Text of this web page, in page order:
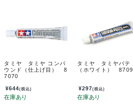
タミヤ タミヤ コンパ
ウンド（仕上げ目） 8
7070
¥644(税込)
タミヤ タミヤパテ
（ホワイト）
¥297(税込)